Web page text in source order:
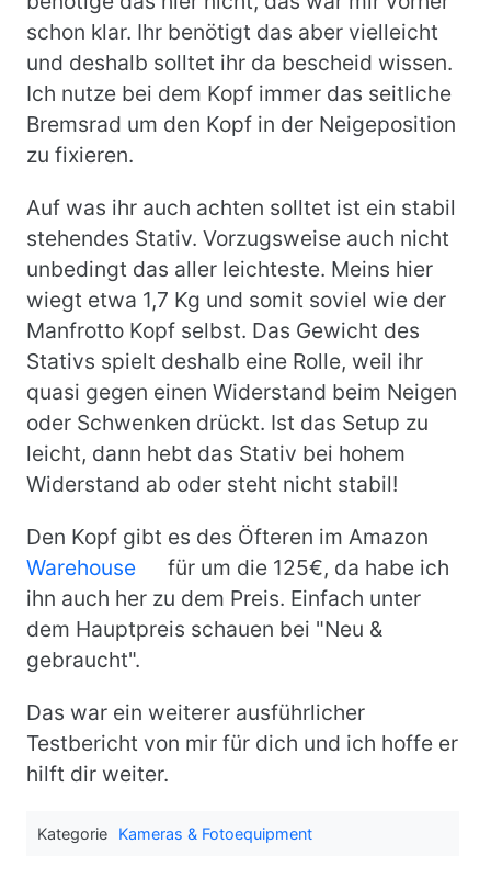
schon klar. Ihr benötigt das aber vielleicht
und deshalb solltet ihr da bescheid wissen.
Ich nutze bei dem Kopf immer das seitliche
Bremsrad um den Kopf in der Neigeposition
zu fixieren.
Auf was ihr auch achten solltet ist ein stabil
stehendes Stativ. Vorzugsweise auch nicht
unbedingt das aller leichteste. Meins hier
wiegt etwa 1,7 Kg und somit soviel wie der
Manfrotto Kopf selbst. Das Gewicht des
Stativs spielt deshalb eine Rolle, weil ihr
quasi gegen einen Widerstand beim Neigen
oder Schwenken drückt. Ist das Setup zu
leicht, dann hebt das Stativ bei hohem
Widerstand ab oder steht nicht stabil!
Den Kopf gibt es des Öfteren im Amazon
Warehouse
für um die 125€, da habe ich
ihn auch her zu dem Preis. Einfach unter
dem Hauptpreis schauen bei "Neu &
gebraucht".
Das war ein weiterer ausführlicher
Testbericht von mir für dich und ich hoffe er
hilft dir weiter.
Kategorie Kameras & Fotoequipment